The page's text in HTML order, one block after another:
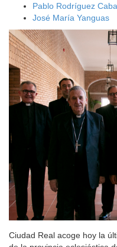
Pablo Rodríguez
José María Yanguas
Ciudad Real acoge hoy la